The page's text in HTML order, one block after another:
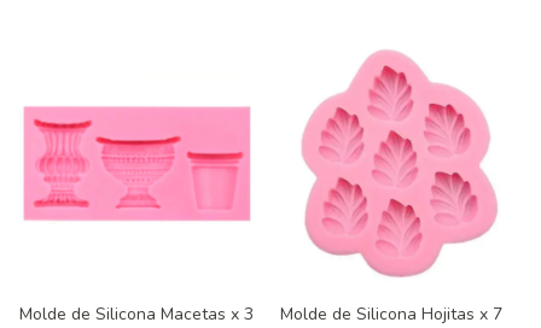
Molde de Silicona Macetas x 3 Molde de Silicona Hojitas x 7